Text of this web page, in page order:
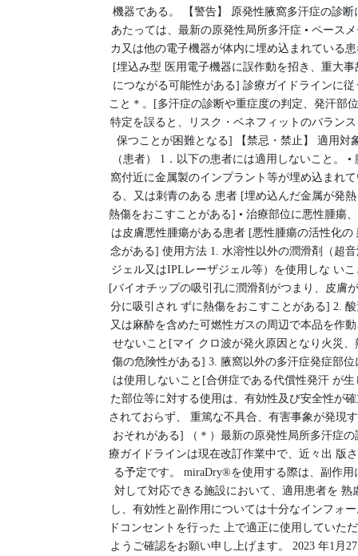
機器である。 【警告】 原発性腋窩多汗症の診断
あたっては、最新の原発性局所多汗症 • ペースメ
カ又は他の電子機器が体内に埋め込まれている
[埋込み型 医用電子機器に誤作動を招き、重大事
につながる可能性がある] 診療ガイドラインに従
こと＊。[多汗症の診断や重症度の判定、発汗部
特定を誤ると、リスク・ベネフィットのバラン
保つことが困難となる] 【禁忌・禁止】 適用対
（患者） 1．以下の患者には適用しないこと。 •
窩付近に金属製のインプラント等が埋め込まれ
る、又は刺青のある 患者 [埋め込んだ金属が発熱
熱傷をおこすことがある] • 治療部位に悪性腫瘍
は皮膚悪性腫瘍がある患者 [悪性腫瘍の活性化の
念がある] 使用方法 1. 水溶性以外の潤滑剤（超
ジェル又はIPLレーザジェル等）を使用しな いこ
[バイオチップの吸引孔に潤滑剤がつまり、皮膚
分に吸引され ずに熱傷をおこすことがある] 2.
又は麻酔を含めた可燃性ガスの周辺で本品を作
せないこと[マイ クロ波が発火原因となり火災、
傷の危険性がある] 3. 腋窩以外の多汗症発症部位
は使用しないこと[合併症である代償性発汗 が生
た部位等に対する使用は、有効性及び安全性が
されておらず、 重篤な不具合、有害事象が発現
おそれがある] （＊）最新の原発性局所多汗症の
療ガイドラインは現在改訂作業中で、近々出 版
る予定です。 miraDry®を使用する際は、副作用
対して対応できる施設において、適用患者を 熟
し、有効性と副作用については十分なインフォ
ドコンセントを行った 上で適正に使用していた
ようご確認をお願い申し上げます。 2023 年1月